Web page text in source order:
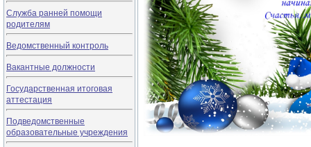
Служба ранней помощи
родителям
Ведомственный контроль
Вакантные должности
Государственная итоговая
аттестация
Подведомственные
образовательные учреждения